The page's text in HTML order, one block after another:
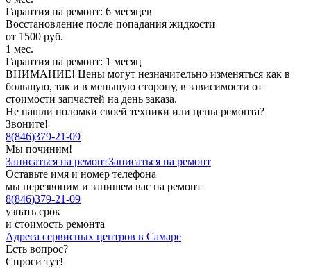
Гарантия на ремонт: 6 месяцев
Восстановление после попадания жидкости
от 1500 руб.
1 мес.
Гарантия на ремонт: 1 месяц
ВНИМАНИЕ! Цены могут незначительно изменяться как в
большую, так и в меньшую сторону, в зависимости от
стоимости запчастей на день заказа.
Не нашли поломки своей техники или цены ремонта?
Звоните!
8(846)379-21-09
Мы починим!
Записаться на ремонтЗаписаться на ремонт
Оставьте имя и номер телефона
мы перезвоним и запишем вас на ремонт
8(846)379-21-09
узнать срок
и стоимость ремонта
Адреса сервисных центров в Самаре
Есть вопрос?
Спроси тут!